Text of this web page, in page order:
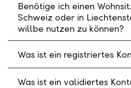
Benötige ich einen
Schweiz oder in
willbe nutzen zu können?
Was ist ein registriertes
Was ist ein validiertes